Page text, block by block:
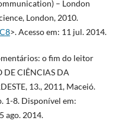
– London
London, 2010.
>. Acesso em: 11 jul. 2014.
o fim do leitor
DE CIÊNCIAS DA
13., 2011, Maceió.
1-8. Disponível em:
ago. 2014.